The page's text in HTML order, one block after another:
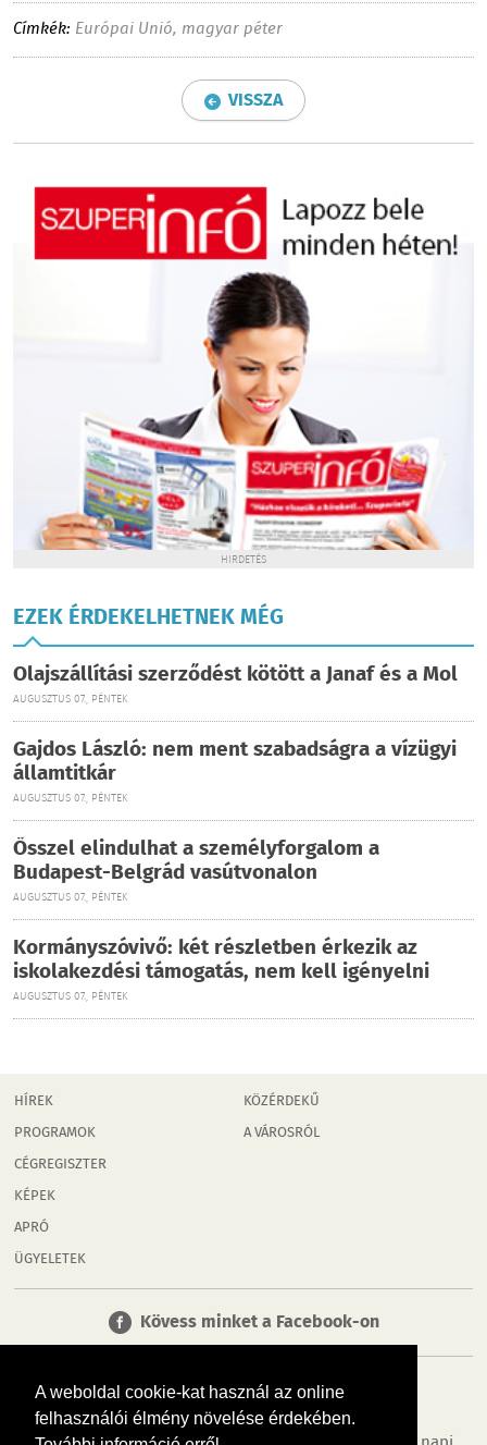
A weboldal cookie-kat használ az online
felhasználói élmény növelése érdekében.
Címkék: Európai Unió, magyar péter
VISSZA
HIRDETÉS
EZEK ÉRDEKELHETNEK MÉG
Olajszállítási szerződést kötött a Janaf és a Mol
AUGUSZTUS 07., PÉNTEK
Gajdos László: nem ment szabadságra a vízügyi
államtitkár
AUGUSZTUS 07., PÉNTEK
Ősszel elindulhat a személyforgalom a
Budapest-Belgrád vasútvonalon
AUGUSZTUS 07., PÉNTEK
Kormányszóvivő: két részletben érkezik az
iskolakezdési támogatás, nem kell igényelni
AUGUSZTUS 07., PÉNTEK
HÍREK
PROGRAMOK
CÉGREGISZTER
KÉPEK
APRÓ
ÜGYELETEK
KÖZÉRDEKŰ
A VÁROSRÓL
Kövess minket a Facebook-on